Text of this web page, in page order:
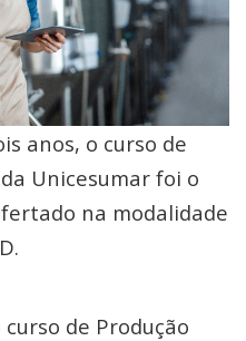
anos, o curso de
Unicesumar foi o
na modalidade
de Produção